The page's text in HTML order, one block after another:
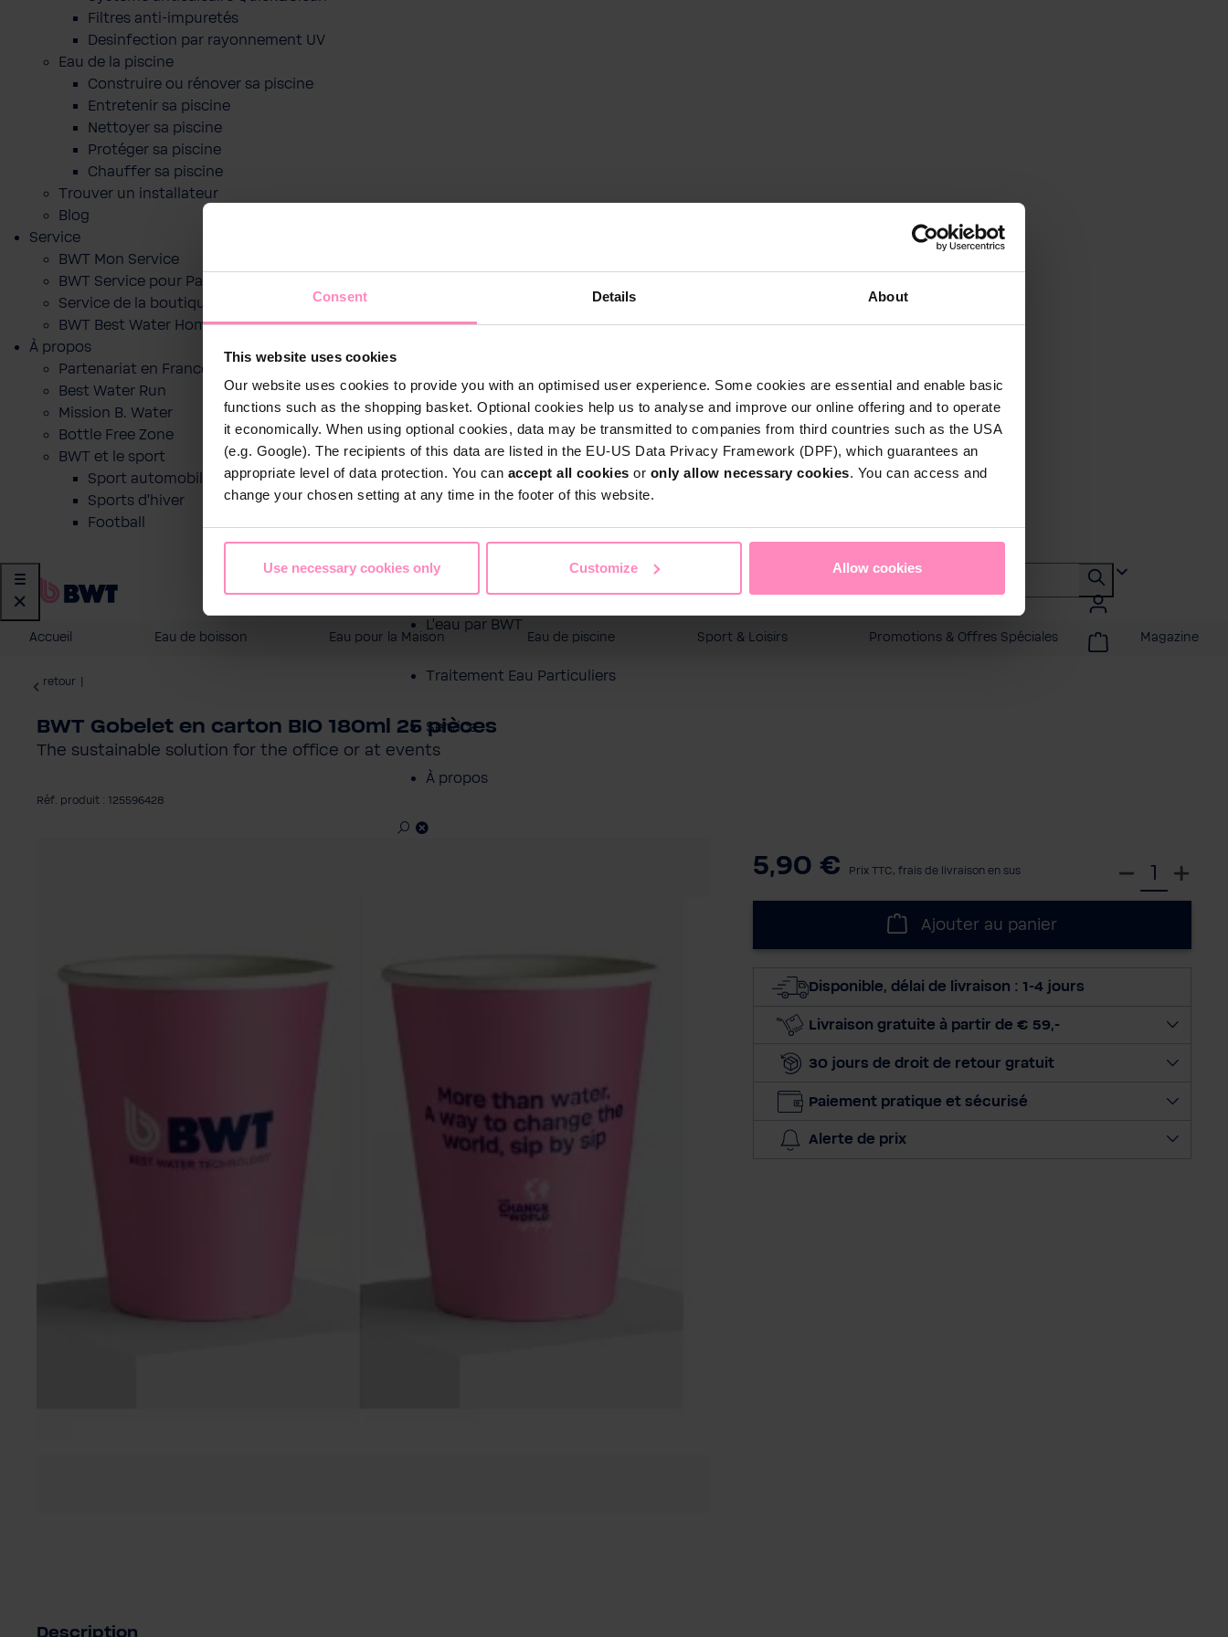
Consent Details About
This website uses cookies
Our website uses cookies to provide you with an optimised user experience. Some cookies are essential and enable basic
functions such as the shopping basket. Optional cookies help us to analyse and improve our online offering and to operate
it economically. When using optional cookies, data may be transmitted to companies from third countries such as the USA
(e.g. Google). The recipients of this data are listed in the EU-US Data Privacy Framework (DPF), which guarantees an
appropriate level of data protection. You can accept all cookies or only allow necessary cookies. You can access and
change your chosen setting at any time in the footer of this website.
Use necessary cookies only Customize Allow cookies
Filtres anti-impuretés
Desinfection par rayonnement UV
Eau de la piscine
Construire ou rénover sa piscine
Entretenir sa piscine
Nettoyer sa piscine
Protéger sa piscine
Chauffer sa piscine
Trouver un installateur
Blog
Service
BWT Mon Service
BWT Service pour Particuliers
Service de la boutique en ligne
BWT Best Water Home App
À propos
Partenariat en France
Best Water Run
Mission B. Water
Bottle Free Zone
BWT et le sport
Sport automobile
Sports d'hiver
Football
Boutique en ligne
L'eau par BWT
Traitement Eau Particuliers
Service
À propos
Accueil Eau de boisson Eau pour la Maison Eau de piscine Sport & Loisirs Promotions & Offres Spéciales Magazine
retour
BWT Gobelet en carton BIO 180ml 25 pièces
The sustainable solution for the office or at events
Réf. produit : 125596428
5,90 € Prix TTC, frais de livraison en sus
c
o
n
r
Ajouter au panier
Disponible, délai de livraison : 1-4 jours
Livraison gratuite à partir de € 59,-
30 jours de droit de retour gratuit
Paiement pratique et sécurisé
Alerte de prix